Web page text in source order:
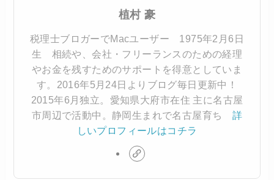
植村 豪
税理士ブロガーでMacユーザー 1975年2月6日
生 相続や、会社・フリーランスのための経理
やお金を残すためのサポートを得意としていま
す。2016年5月24日よりブログ毎日更新中！
2015年6月独立。愛知県大府市在住 主に名古屋
市周辺で活動中。静岡生まれで名古屋育ち 詳
しいプロフィールはコチラ